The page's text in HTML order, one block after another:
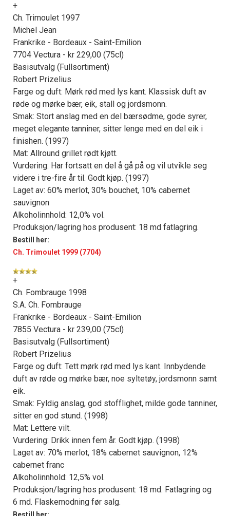
×
Få ukentlige nyhetsbrev fra
Apéritif
Vi tilbyr flere ukentlige nyhetsbrev. Du
+
Ch. Trimoulet 1997
Michel Jean
Frankrike - Bordeaux - Saint-Emilion
7704 Vectura - kr 229,00 (75cl)
Basisutvalg (Fullsortiment)
Robert Prizelius
Farge og duft: Mørk rød med lys kant. Klassisk duft av
røde og mørke bær, eik, stall og jordsmonn.
Smak: Stort anslag med en del bærsødme, gode syrer,
meget elegante tanniner, sitter lenge med en del eik i
finishen. (1997)
Mat: Allround grillet rødt kjøtt.
Vurdering: Har fortsatt en del å gå på og vil utvikle seg
videre i tre-fire år til. Godt kjøp. (1997)
Laget av: 60% merlot, 30% bouchet, 10% cabernet
sauvignon
Alkoholinnhold: 12,0% vol.
Produksjon/lagring hos produsent: 18 md fatlagring.
Bestill her:
Ch. Trimoulet 1999 (7704)
+
Ch. Fombrauge 1998
S.A. Ch. Fombrauge
Frankrike - Bordeaux - Saint-Emilion
7855 Vectura - kr 239,00 (75cl)
Basisutvalg (Fullsortiment)
Robert Prizelius
Farge og duft: Tett mørk rød med lys kant. Innbydende
duft av røde og mørke bær, noe syltetøy, jordsmonn samt
eik.
Smak: Fyldig anslag, god stofflighet, milde gode tanniner,
sitter en god stund. (1998)
Mat: Lettere vilt.
Vurdering: Drikk innen fem år. Godt kjøp. (1998)
Laget av: 70% merlot, 18% cabernet sauvignon, 12%
cabernet franc
Alkoholinnhold: 12,5% vol.
Produksjon/lagring hos produsent: 18 md. Fatlagring og
6 md. Flaskemodning før salg.